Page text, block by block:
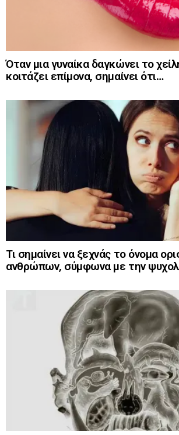
Όταν μια γυναίκα δαγκώνει το
κοιτάζει επίμονα, σημαίνει ότι…
Τι σημαίνει να ξεχνάς το όνομα
ανθρώπων, σύμφωνα με την